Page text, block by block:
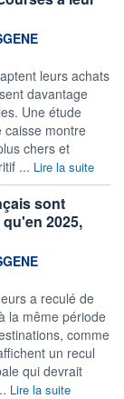
leurs achats
davantage
Une étude
caisse montre
chers et
... Lire la suite
sont
2025,
a reculé de
la même période
comme
un recul
qui devrait
Lire la suite